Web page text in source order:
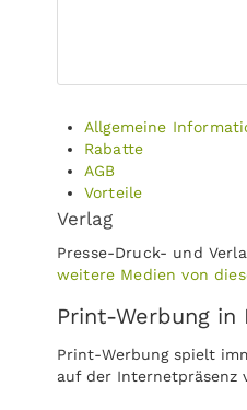
Allgemeine
Rabatte
AGB
Vorteile
Verlag
Presse-Druck- und
weitere Medien von
Print-Werbung
Print-Werbung spielt
auf der Internetpräsenz